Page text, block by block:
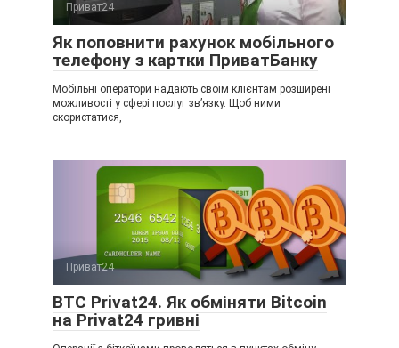
Приват24
Як поповнити рахунок мобільного
телефону з картки ПриватБанку
Мобільні оператори надають своїм клієнтам розширені
можливості у сфері послуг зв’язку. Щоб ними
скористатися,
Приват24
BTC Privat24. Як обміняти Bitcoin
на Privat24 гривні